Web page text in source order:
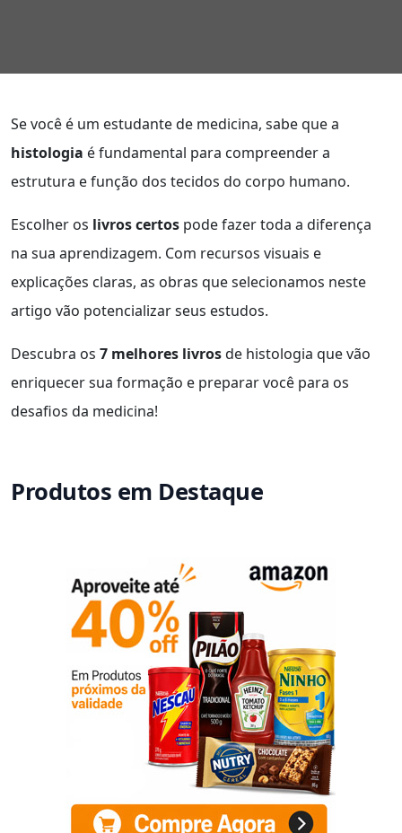
Se você é um estudante de medicina, sabe que a
histologia é fundamental para compreender a
estrutura e função dos tecidos do corpo humano.
Escolher os livros certos pode fazer toda a diferença
na sua aprendizagem. Com recursos visuais e
explicações claras, as obras que selecionamos neste
artigo vão potencializar seus estudos.
Descubra os 7 melhores livrosde histologia que vão
enriquecer sua formação e preparar você para os
desafios da medicina!
Produtos em Destaque